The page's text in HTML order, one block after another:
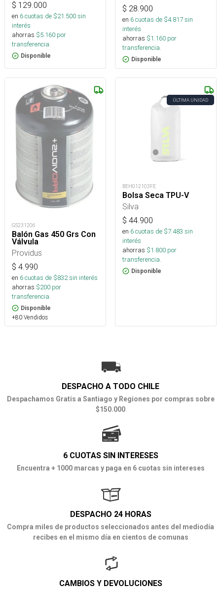
$ 129.000
en 6cuotas de $21.500sin
interés
ahorras $5.160 por
transferencia.
Disponible
$ 28.900
en 6cuotas de $4.817sin
interés
ahorras $1.160 por
transferencia.
Disponible
GS231206
Balón Gas 450 Grs Con
Válvula
Providus
$ 4.990
en 6cuotas de $832sin interés
ahorras $200 por
transferencia.
Disponible
+80 Vendidos
ÚLTIMA UNIDAD
BEH012103FE
Bolsa Seca TPU-V
Silva
$ 44.900
en 6cuotas de $7.483 sin
interés
ahorras $1.800 por
transferencia.
Disponible
DESPACHO A TODO CHILE
Despachamos Gratis a Santiago y Regiones por compras sobre
$150.000
6 CUOTAS SIN INTERESES
Encuentra + 1000 marcas y paga en 6 cuotas sin intereses
DESPACHO 24 HORAS
Compra miles de productos seleccionados antes del mediodía
recibes en el mismo día en cientos de comunas
CAMBIOS Y DEVOLUCIONES